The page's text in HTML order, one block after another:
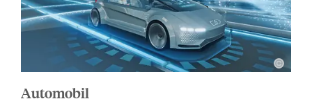
Automobil